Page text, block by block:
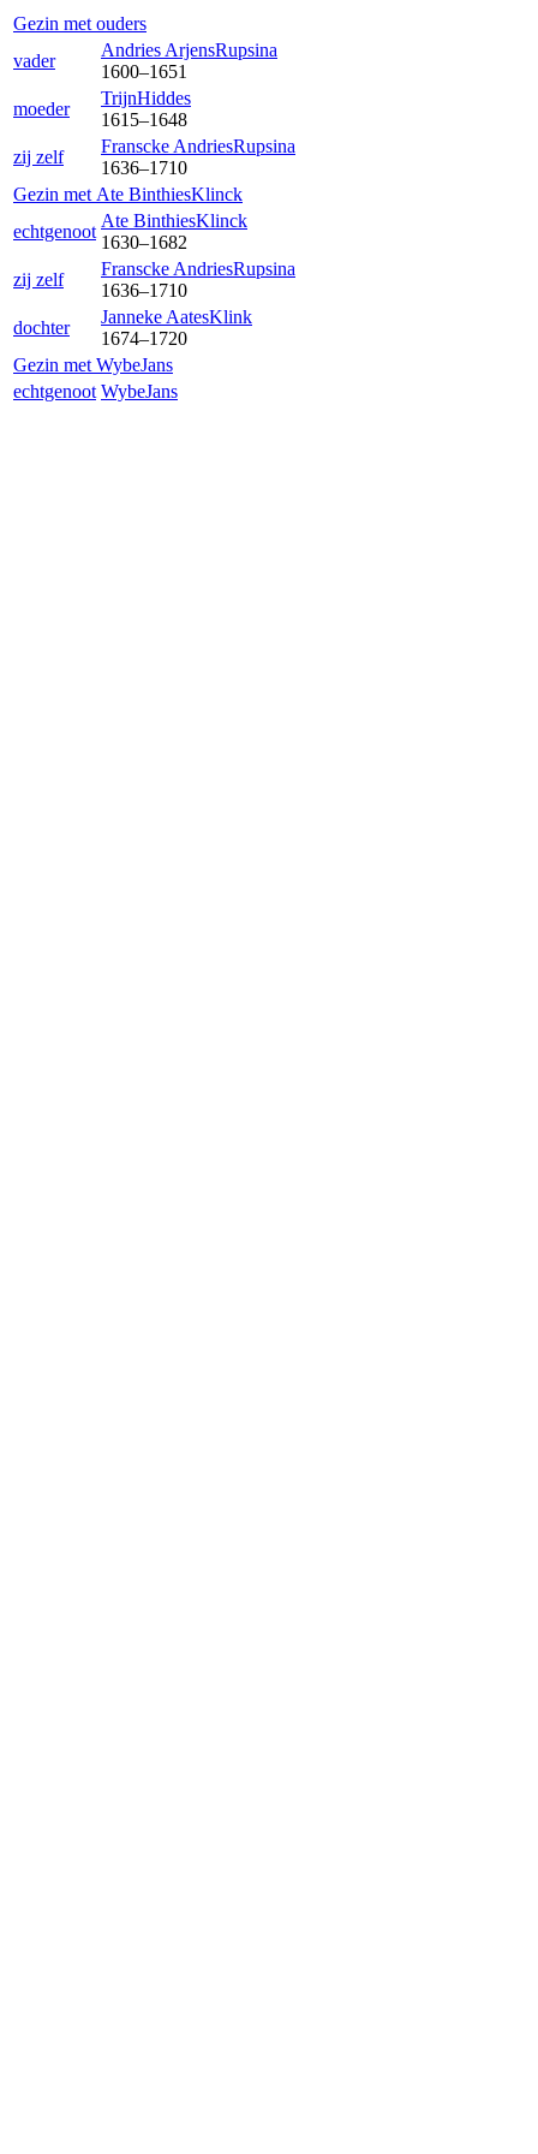
Gezin met ouders
vader
Andries ArjensRupsina
1600–1651
moeder
TrijnHiddes
1615–1648
zij zelf
Franscke AndriesRupsina
1636–1710
Gezin met Ate BinthiesKlinck
echtgenoot
Ate BinthiesKlinck
1630–1682
zij zelf
Franscke AndriesRupsina
1636–1710
dochter
Janneke AatesKlink
1674–1720
Gezin met WybeJans
echtgenoot WybeJans